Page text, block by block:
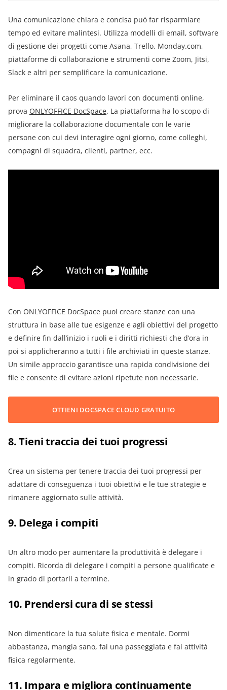
Una comunicazione chiara e concisa può far risparmiare
tempo ed evitare malintesi. Utilizza modelli di email, software
di gestione dei progetti come Asana, Trello, Monday.com,
piattaforme di collaborazione e strumenti come Zoom, Jitsi,
Slack e altri per semplificare la comunicazione.
Per eliminare il caos quando lavori con documenti online,
prova ONLYOFFICE DocSpace. La piattaforma ha lo scopo di
migliorare la collaborazione documentale con le varie
persone con cui devi interagire ogni giorno, come colleghi,
compagni di squadra, clienti, partner, ecc.
Con ONLYOFFICE DocSpace puoi creare stanze con una
struttura in base alle tue esigenze e agli obiettivi del progetto
e definire fin dall’inizio i ruoli e i diritti richiesti che d’ora in
poi si applicheranno a tutti i file archiviati in queste stanze.
Un simile approccio garantisce una rapida condivisione dei
file e consente di evitare azioni ripetute non necessarie.
OTTIENI DOCSPACE CLOUD GRATUITO
8. Tieni traccia dei tuoi progressi
Crea un sistema per tenere traccia dei tuoi progressi per
adattare di conseguenza i tuoi obiettivi e le tue strategie e
rimanere aggiornato sulle attività.
9. Delega i compiti
Un altro modo per aumentare la produttività è delegare i
compiti. Ricorda di delegare i compiti a persone qualificate e
in grado di portarli a termine.
10. Prendersi cura di se stessi
Non dimenticare la tua salute fisica e mentale. Dormi
abbastanza, mangia sano, fai una passeggiata e fai attività
fisica regolarmente.
11. Impara e migliora continuamente